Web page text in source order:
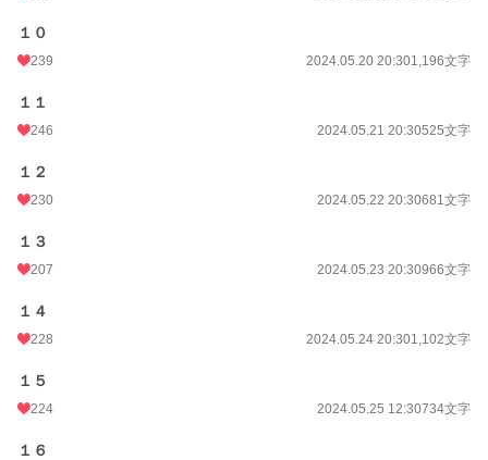
１０
239 2024.05.20 20:301,196文字
１１
246 2024.05.21 20:30525文字
１２
230 2024.05.22 20:30681文字
１３
207 2024.05.23 20:30966文字
１４
228 2024.05.24 20:301,102文字
１５
224 2024.05.25 12:30734文字
１６